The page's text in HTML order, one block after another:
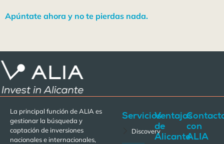
Apúntate ahora y no te pierdas nada.
La principal función de ALIA es
gestionar la búsqueda y
captación de inversiones
nacionales e internacionales,
Servicios
Discovery
Ventajas
de
Alicante
con
ALIA